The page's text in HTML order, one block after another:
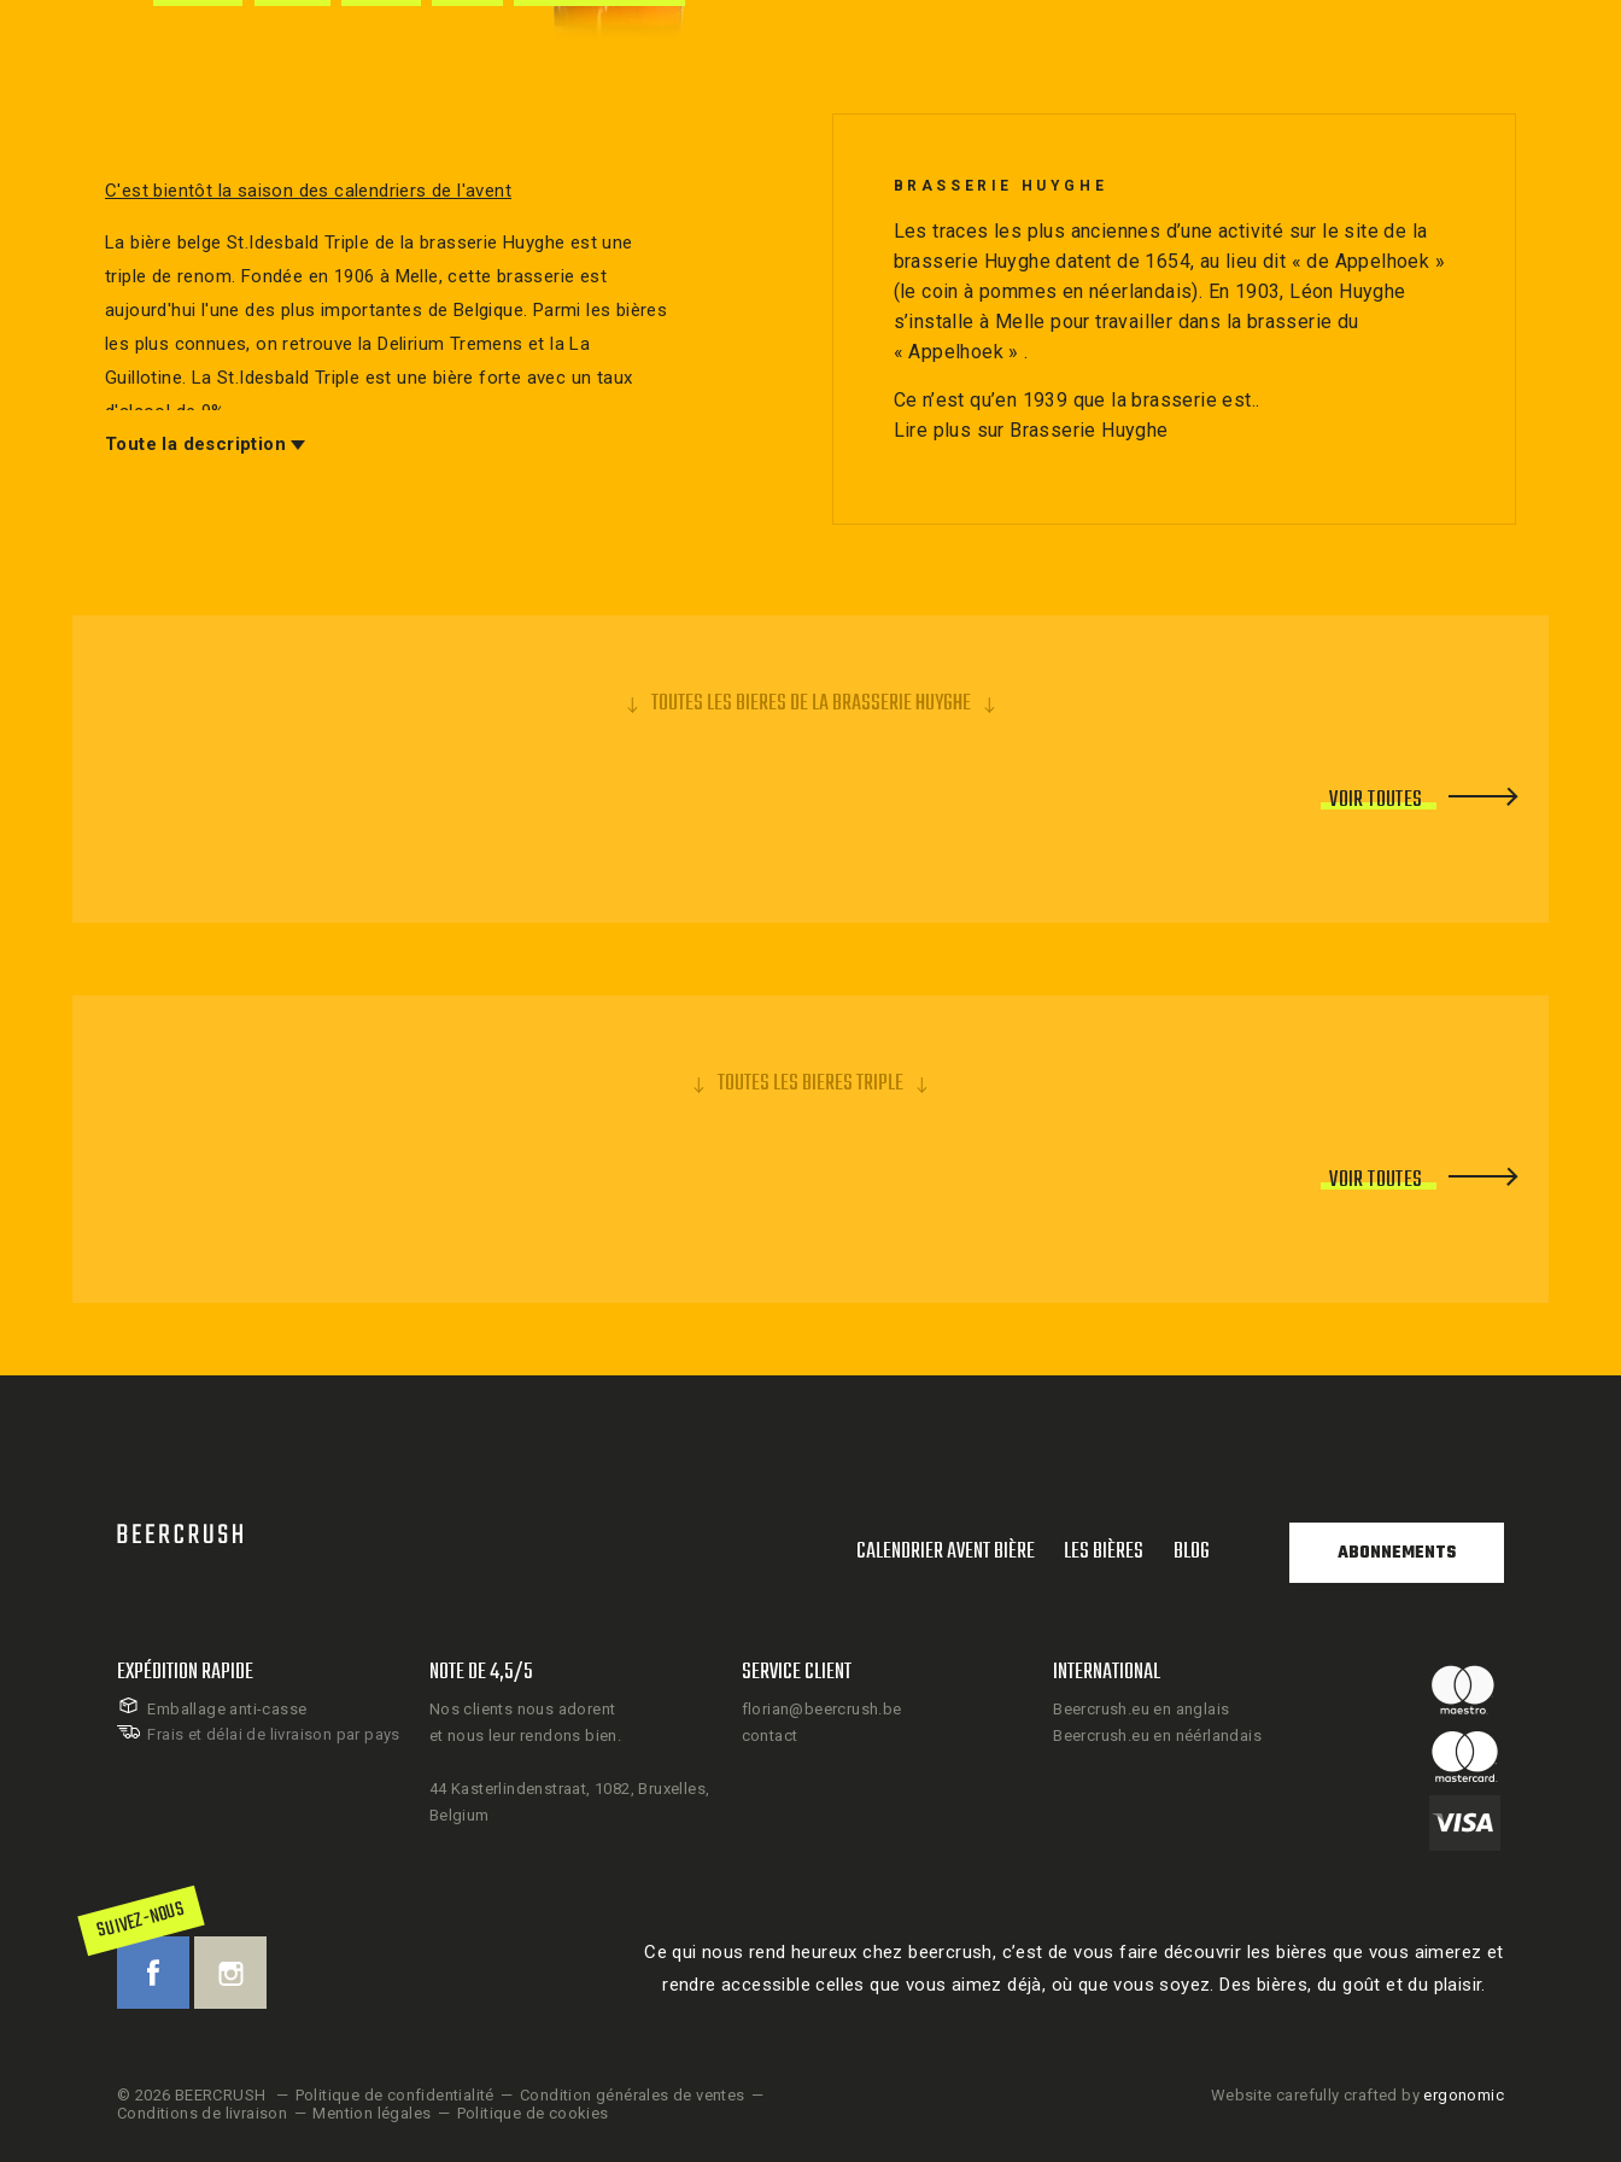
C'est bientôt la saison des calendriers de l'avent
La bière belge St.Idesbald Triple de la brasserie Huyghe est une
triple de renom. Fondée en 1906 à Melle, cette brasserie est
aujourd'hui l'une des plus importantes de Belgique. Parmi les bières
les plus connues, on retrouve la Delirium Tremens et la La
Guillotine. La St.Idesbald Triple est une bière forte avec un taux
d'alcool de 9%.
Toute la description
BRASSERIE HUYGHE
Les traces les plus anciennes d’une activité sur le site de la
brasserie Huyghe datent de 1654, au lieu dit « de Appelhoek »
(le coin à pommes en néerlandais). En 1903, Léon Huyghe
s’installe à Melle pour travailler dans la brasserie du
« Appelhoek » .
Ce n’est qu’en 1939 que la brasserie est..
Lire plus sur Brasserie Huyghe
TOUTES LES BIERES DE LA BRASSERIE HUYGHE
VOIR TOUTES
TOUTES LES BIERES TRIPLE
VOIR TOUTES
CALENDRIER AVENT BIÈRE LES BIÈRES BLOG ABONNEMENTS
EXPÉDITION RAPIDE
Emballage anti-casse
Frais et délai de livraison par pays
NOTE DE 4,5/5
Nos clients nous adorent
et nous leur rendons bien.
44 Kasterlindenstraat, 1082, Bruxelles,
Belgium
SERVICE CLIENT
florian@beercrush.be
contact
INTERNATIONAL
Beercrush.eu en anglais
Beercrush.eu en néérlandais
SUIVEZ-NOUS
Ce qui nous rend heureux chez beercrush, c’est de vous faire découvrir les bières que vous aimerez et
rendre accessible celles que vous aimez déjà, où que vous soyez. Des bières, du goût et du plaisir.
© 2026 BEERCRUSH Politique de confidentialité
Condition générales de ventes
Conditions de livraison
Mention légales Politique de cookies
Website carefully crafted byergonomic